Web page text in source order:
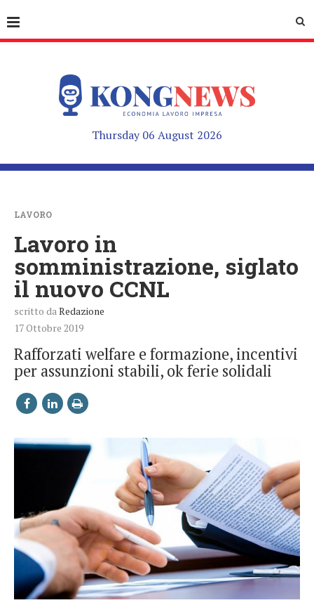
Thursday 06 August 2026
LAVORO
Lavoro in
somministrazione, siglato
il nuovo CCNL
scritto da Redazione
17 Ottobre 2019
Rafforzati welfare e formazione, incentivi
per assunzioni stabili, ok ferie solidali